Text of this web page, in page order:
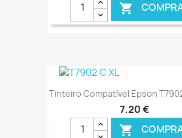

Tinteiro Compatível Epson
7,20 €
